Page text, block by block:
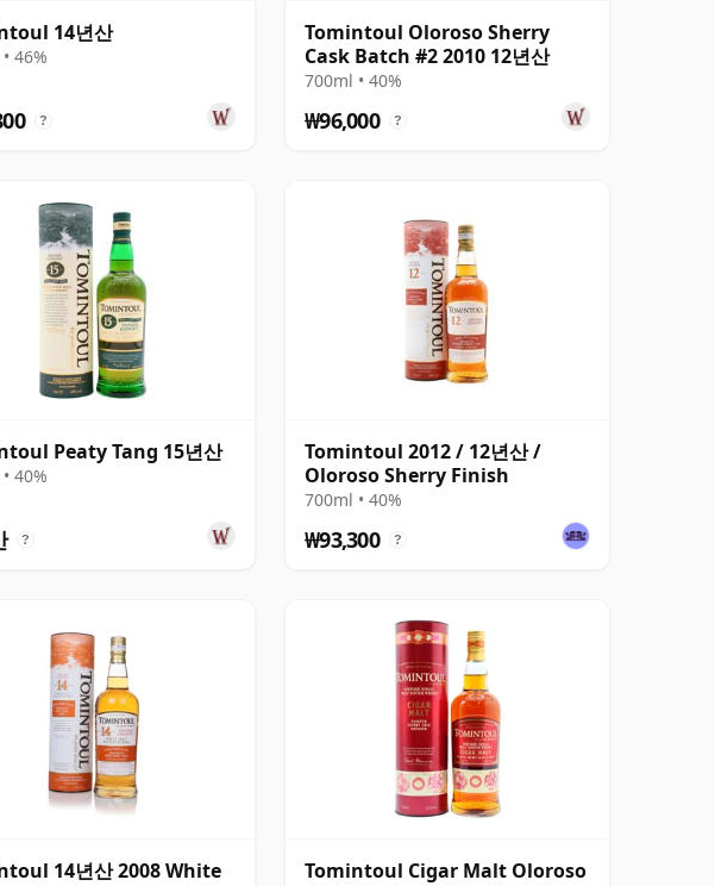
14년산
46%
?
Tomintoul Oloroso Sherry
Cask Batch #2 2010 12년산
700ml • 40%
₩96,000 ?
Peaty Tang 15년산
40%
?
Tomintoul 2012 / 12년산 /
Oloroso Sherry Finish
700ml • 40%
₩93,300 ?
14년산 2008 White
Tomintoul Cigar Malt Oloroso